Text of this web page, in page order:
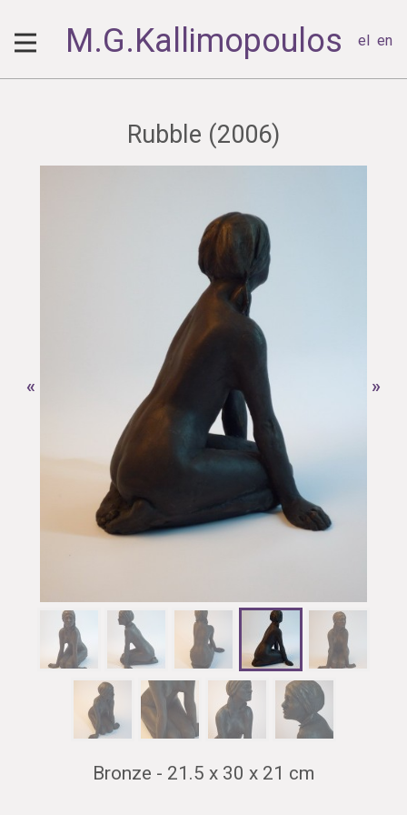
M.G.Kallimopoulos el en
Rubble (2006)
« »
Bronze - 21.5 x 30 x 21 cm